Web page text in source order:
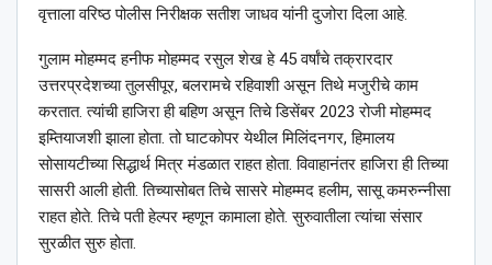
वृत्ताला वरिष्ठ पोलीस निरीक्षक सतीश जाधव यांनी दुजोरा दिला आहे.
गुलाम मोहम्मद हनीफ मोहम्मद रसुल शेख हे 45 वर्षांचे तक्रारदार
उत्तरप्रदेशच्या तुलसीपूर, बलरामचे रहिवाशी असून तिथे मजुरीचे काम
करतात. त्यांची हाजिरा ही बहिण असून तिचे डिसेंबर 2023 रोजी मोहम्मद
इम्तियाजशी झाला होता. तो घाटकोपर येथील मिलिंदनगर, हिमालय
सोसायटीच्या सिद्धार्थ मित्र मंडळात राहत होता. विवाहानंतर हाजिरा ही तिच्या
सासरी आली होती. तिच्यासोबत तिचे सासरे मोहम्मद हलीम, सासू कमरुन्नीसा
राहत होते. तिचे पती हेल्पर म्हणून कामाला होते. सुरुवातीला त्यांचा संसार
सुरळीत सुरु होता.